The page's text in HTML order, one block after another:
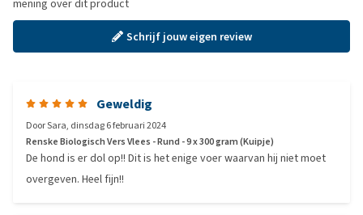
mening over dit product
Schrijf jouw eigen review
Geweldig
DoorSara, dinsdag 6 februari 2024
Renske Biologisch Vers Vlees - Rund - 9 x 300 gram (Kuipje)
De hond is er dol op!! Dit is het enige voer waarvan hij niet moet
overgeven. Heel fijn!!